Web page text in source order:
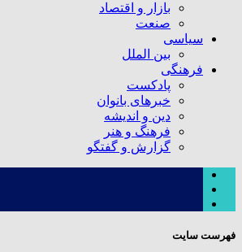
بازار و اقتصاد
صنعت
سیاسی
بین الملل
فرهنگی
پادکست
خبرهای بانوان
دین و اندیشه
فرهنگ و هنر
گزارش و گفتگو
فهرست سایت